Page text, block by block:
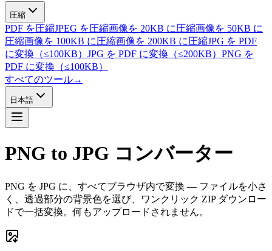
圧縮
PDF を圧縮JPEG を圧縮画像を 20KB に圧縮画像を 50KB に
圧縮画像を 100KB に圧縮画像を 200KB に圧縮JPG を PDF
に変換（≤100KB） JPG を PDF に変換（≤200KB） PNG を
PDF に変換（≤100KB）
すべてのツール→
日本語
PNG to JPG コンバーター
PNG を JPG に、すべてブラウザ内で変換 — ファイルを小さ
く、透過部分の背景色を選び、ワンクリック ZIP ダウンロー
ドで一括変換。何もアップロードされません。